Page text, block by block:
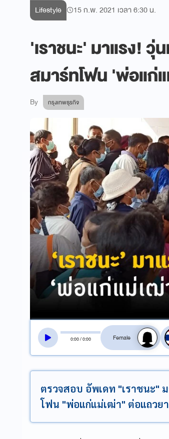
Lifestyle 15 ก.พ. 2021 เวลา 6:30 น.
'เราชนะ' มาแรง! วุ่
สมาร์ทโฟน 'พ่อแก่
By กรุงเทพธุรกิจ
0:00/0:00
สลับเสียงอ่าน
ตรวจสอบ อัพเดท "เราชนะ"
โฟน "พ่อแก่แม่เฒ่า" ต่อแถวย